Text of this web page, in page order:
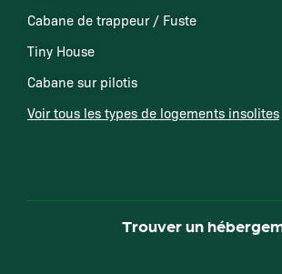
Cabane de trappeur / Fuste
Tiny House
Cabane sur pilotis
Voir tous les types de logements insolites
Trouver un